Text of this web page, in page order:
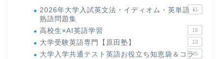
2026年大学入試英文法・イディオム・英単語・
熟語問題集
11
高校生×AI英語学習 16
大学受験英語専門【原田塾】 13
大学入学共通テスト英語お役立ち知恵袋＆コラ45